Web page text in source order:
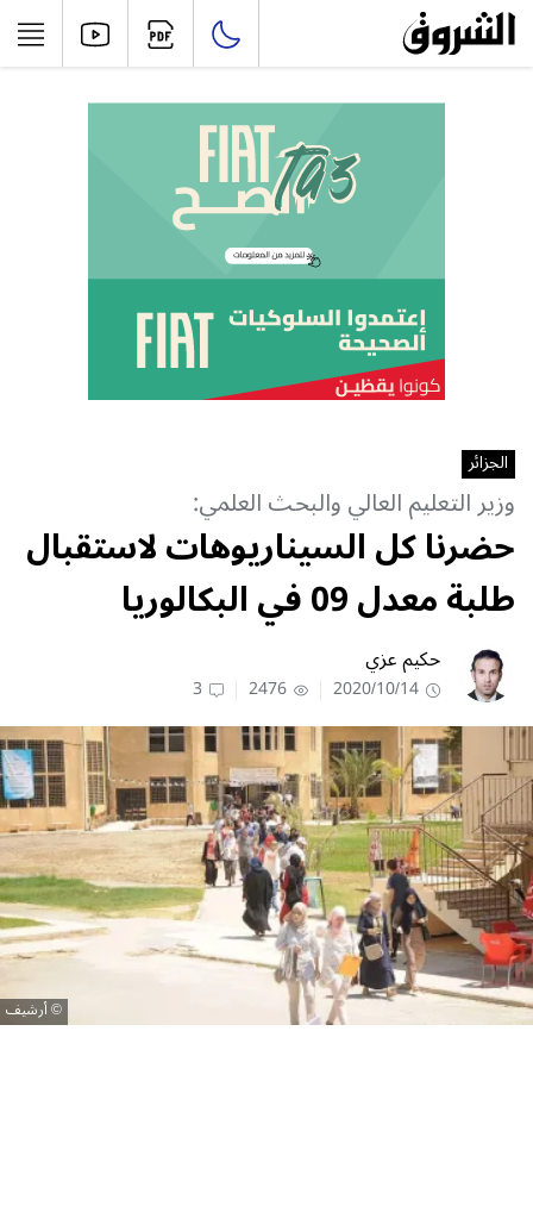
الجزائر
وزير التعليم العالي والبحث العلمي:
حضرنا كل السيناريوهات لاستقبال
طلبة معدل 09 في البكالوريا
حكيم عزي
2020/10/14
2476
3
أرشيف